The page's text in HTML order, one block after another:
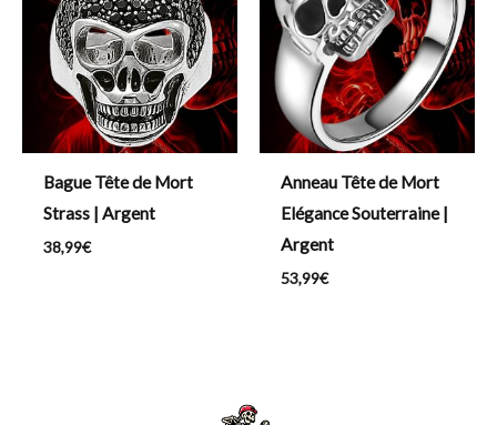
Bague Tête de Mort
Strass | Argent
38,99€
Anneau Tête de Mort
Elégance Souterraine |
Argent
53,99€